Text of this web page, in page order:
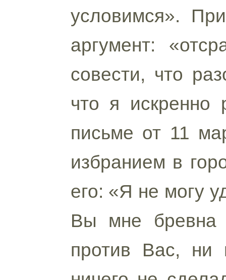
условимся».
аргумент:
совести, что
что я
письме от 11
избранием в
его: «Я не могу
Вы мне бревна
против Вас, ни